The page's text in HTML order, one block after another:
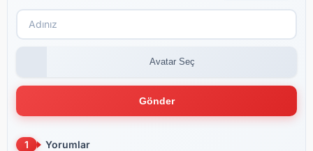
Avatar Seç
Gönder
1 Yorumlar